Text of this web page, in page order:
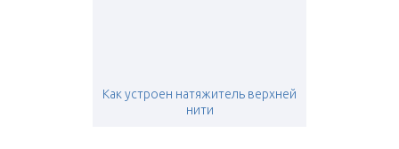
Как устроен натяжитель верхней
нити